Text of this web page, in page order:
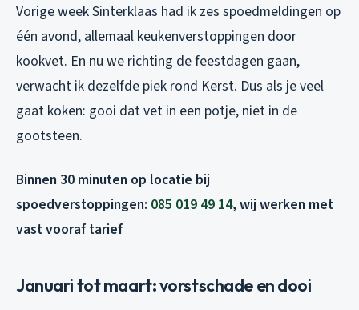
Vorige week Sinterklaas had ik zes spoedmeldingen op
één avond, allemaal keukenverstoppingen door
kookvet. En nu we richting de feestdagen gaan,
verwacht ik dezelfde piek rond Kerst. Dus als je veel
gaat koken: gooi dat vet in een potje, niet in de
gootsteen.
Binnen 30 minuten op locatie bij
spoedverstoppingen: 085 019 49 14, wij werken met
vast vooraf tarief
Januari tot maart: vorstschade en dooi